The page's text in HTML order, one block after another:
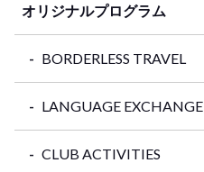
オリジナルプログラム
BORDERLESS TRAVEL
LANGUAGE EXCHANGE
CLUB ACTIVITIES